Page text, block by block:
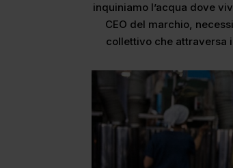
inquiniamo l’acqua dove
CEO del marchio,
collettivo che attraversa